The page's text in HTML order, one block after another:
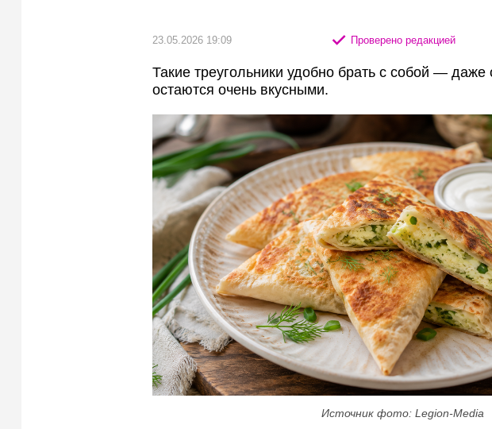
23.05.2026 19:09 Проверено редакцией
Такие треугольники удобно брать с собой —
остаются очень вкусными.
Источник фото: Legion-Media